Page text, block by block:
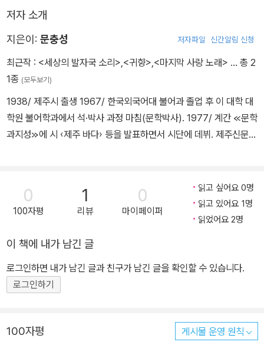
저자 소개
지은이: 문충성 저자파일 신간알림 신청
최근작 : <세상의 발자국 소리>,<귀향>,<마지막 사랑 노래> … 총 2
1종 (모두보기)
1938/ 제주시 출생 1967/ 한국외국어대 불어과 졸업 후 이 대학 대
학원 불어학과에서 석·박사 과정 마침(문학박사). 1977/ 계간 ≪문학
과지성≫에 시 ‹제주 바다› 등을 발표하면서 시단에 데뷔. 제주신문
록 시집 ≪제주 바다≫(문학과지성사, 1978) 시집 ≪수평선을 바라
보며≫(문장사, 1979) 민속서사시집 ≪자청비≫(문장사, 1980) 시
집 ≪섬에서 부른 마지막 노래≫(문학과지성사, 1981) 21인 신작시
아득한 날에≫(전예원, 1986) 시집 ≪내 손금에서 자라나는 무지개
≫(문학과지성사, 1986) 시집 ≪술래잡기≫(전예원, 1987) 시집 ≪
낙법으로 보는 세상≫(문학사상사, 1988) 시집 ≪떠나도 떠날 곳 없
0) 시집 ≪설문대할망≫(문학과지성사, 1993) 시집 ≪바닷가에서 보
0
100자평
1
리뷰
0
마이페이퍼
읽고 싶어요 0명
읽고 있어요 1명
읽었어요 2명
이 책에 내가 남긴 글
로그인하면 내가 남긴 글과 친구가 남긴 글을 확인할 수 있습니다.
로그인하기
100자평 게시물 운영 원칙